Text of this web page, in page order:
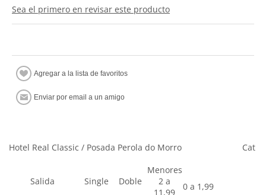
Sea el primero en revisar este producto
Hotel Real Classic / Posada Perola do Morro Cat
Salida Single Doble
Menores
2 a
11,99
0 a 1,99